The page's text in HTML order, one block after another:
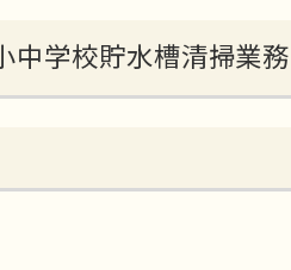
学校貯水槽清掃業務